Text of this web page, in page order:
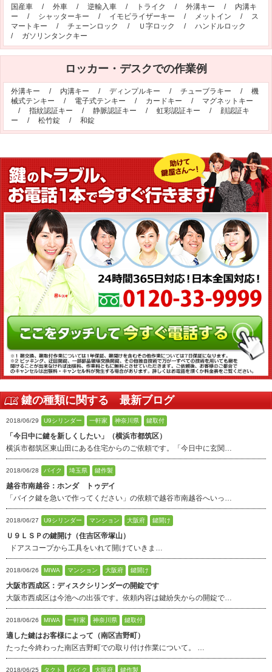
国産車 / 外車 / 逆輸入車 / トライク / 外溝キー / 内溝キ
ー / シャッターキー / イモビライザーキー / メットイン / ス
マートキー / チェーンロック / Ｕ字ロック / ハンドルロック
/ ガソリンタンクキー
ロッカー・デスクでの作業例
外溝キー / 内溝キー / ディンプルキー / チューブラキー / 機
械式テンキー / 電子式テンキー / カードキー / マグネットキー
/ 指紋認証キー / 静脈認証キー / 虹彩認証キー / 顔認証キ
ー / 松竹錠 / 和錠
鍵の種類に関する 最新ブログ
2018/06/29 U9シリンダー 一軒家 神奈川県 鍵取付
「今日中に鍵を新しくしたい」（横浜市都筑区）
横浜市都筑区東山田にある住宅からのご依頼です。「今日中に玄関…
2018/06/28 バイク 埼玉県 鍵作製
越谷市南越谷：ホンダ トゥデイ
「バイク鍵を急いで作ってください」の依頼で越谷市南越谷へいっ…
2018/06/27 U9シリンダー マンション 大阪府 鍵開け
Ｕ９ＬＳＰの鍵開け（住吉区帝塚山）
ドアスコープから工具をいれて開けていきま…
2018/06/26 MIWA マンション 大阪府 鍵開け
大阪市西成区：ディスクシリンダーの開錠です
大阪市西成区は今池への出張です。依頼内容は鍵紛失からの開錠で…
2018/06/26 MIWA 一軒家 神奈川県 鍵取付
適した鍵はお客様によって（南区吉野町）
たった今終わった南区吉野町での取り付け作業について。 …
2018/06/25 タクト バイク 大阪府 鍵作製